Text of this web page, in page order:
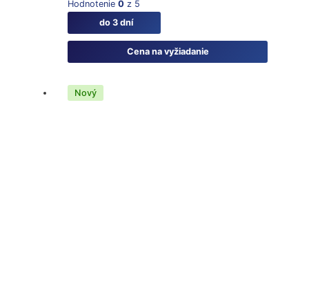
Hodnotenie0 z 5
do 3 dní
Cena na vyžiadanie
Nový